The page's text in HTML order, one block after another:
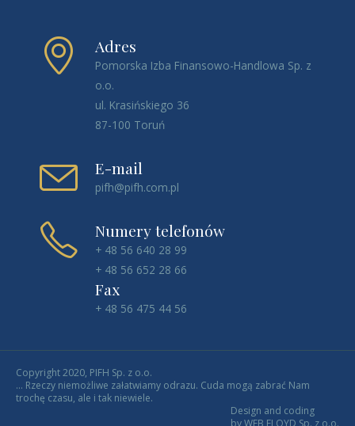
Adres
Pomorska Izba Finansowo-Handlowa Sp. z
o.o.
ul. Krasińskiego 36
87-100 Toruń
E-mail
pifh@pifh.com.pl
Numery telefonów
+ 48 56 640 28 99
+ 48 56 652 28 66
Fax
+ 48 56 475 44 56
Copyright 2020, PIFH Sp. z o.o.
... Rzeczy niemożliwe załatwiamy odrazu. Cuda mogą zabrać Nam
trochę czasu, ale i tak niewiele.
Design and coding
by WEB FLOYD Sp. z o.o.